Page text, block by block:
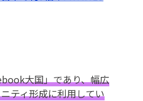
大国」であり、幅広
ティ形成に利用してい